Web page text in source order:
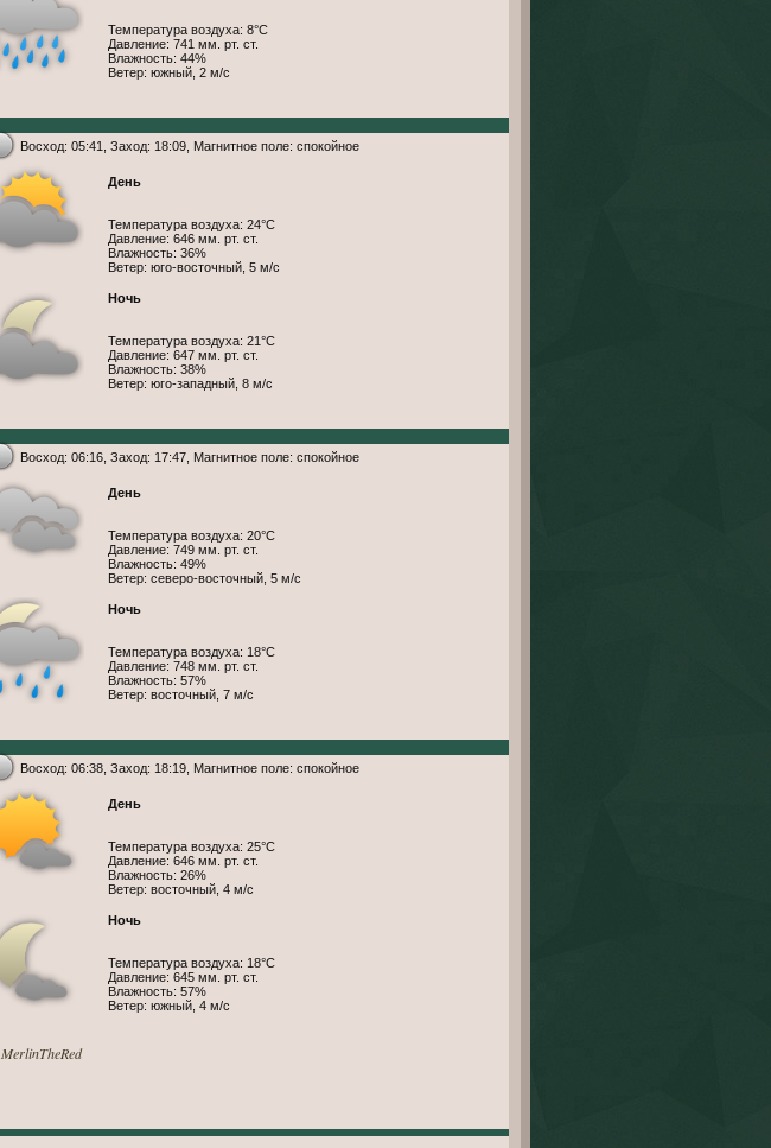
Температура воздуха: 8°С
Давление: 741 мм. рт. ст.
Влажность: 44%
Ветер: южный, 2 м/с
Восход: 05:41, Заход: 18:09, Магнитное поле: спокойное
День
Температура воздуха: 24°С
Давление: 646 мм. рт. ст.
Влажность: 36%
Ветер: юго-восточный, 5 м/с
Ночь
Температура воздуха: 21°С
Давление: 647 мм. рт. ст.
Влажность: 38%
Ветер: юго-западный, 8 м/с
Восход: 06:16, Заход: 17:47, Магнитное поле: спокойное
День
Температура воздуха: 20°С
Давление: 749 мм. рт. ст.
Влажность: 49%
Ветер: северо-восточный, 5 м/с
Ночь
Температура воздуха: 18°С
Давление: 748 мм. рт. ст.
Влажность: 57%
Ветер: восточный, 7 м/с
Восход: 06:38, Заход: 18:19, Магнитное поле: спокойное
День
Температура воздуха: 25°С
Давление: 646 мм. рт. ст.
Влажность: 26%
Ветер: восточный, 4 м/с
Ночь
Температура воздуха: 18°С
Давление: 645 мм. рт. ст.
Влажность: 57%
Ветер: южный, 4 м/с
MerlinTheRed